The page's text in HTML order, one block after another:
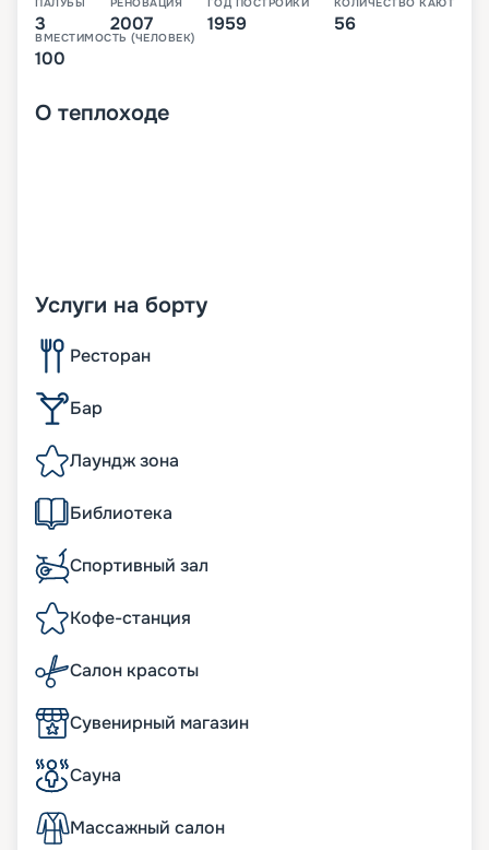
3 2007 1959 56
ВМЕСТИМОСТЬ (ЧЕЛОВЕК)
100
О теплоходе
Услуги на борту
Ресторан
Бар
Лаундж зона
Библиотека
Спортивный зал
Кофе-станция
Салон красоты
Сувенирный магазин
Сауна
Массажный салон